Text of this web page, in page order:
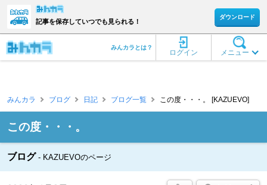
記事を保存していつでも見られる！
ダウンロード
メニュー
ログイン
みんカラとは？
みんカラ ブログ 日記 ブログ一覧 この度・・・。 [KAZUEVO]
この度・・・。
ブログ KAZUEVOのページ